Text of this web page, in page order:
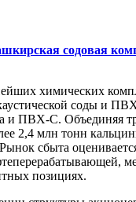
содовая
химических
соды и
и ПВХ-С. Объединяя
2,4 млн тонн
сбыта
позициях.